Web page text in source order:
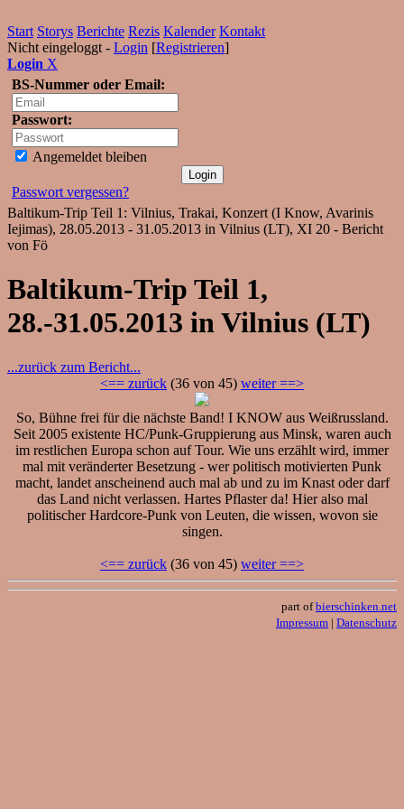
Start Storys Berichte Rezis Kalender Kontakt
Nicht eingeloggt - Login [Registrieren]
Login X
BS-Nummer oder Email:
Passwort:
Angemeldet bleiben
Passwort vergessen?
Baltikum-Trip Teil 1: Vilnius, Trakai, Konzert (I Know, Avarinis
Iejimas), 28.05.2013 - 31.05.2013 in Vilnius (LT), XI 20 - Bericht
von Fö
Baltikum-Trip Teil 1,
28.-31.05.2013 in Vilnius (LT)
...zurück zum Bericht...
<== zurück (36 von 45) weiter ==>
So, Bühne frei für die nächste Band! I KNOW aus Weißrussland.
Seit 2005 existente HC/Punk-Gruppierung aus Minsk, waren auch
im restlichen Europa schon auf Tour. Wie uns erzählt wird, immer
mal mit veränderter Besetzung - wer politisch motivierten Punk
macht, landet anscheinend auch mal ab und zu im Knast oder darf
das Land nicht verlassen. Hartes Pflaster da! Hier also mal
politischer Hardcore-Punk von Leuten, die wissen, wovon sie
singen.
<== zurück (36 von 45) weiter ==>
part ofbierschinken.net
Impressum | Datenschutz